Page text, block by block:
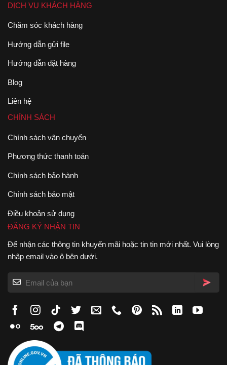
DỊCH VỤ KHÁCH HÀNG
Chăm sóc khách hàng
Hướng dẫn gửi file
Hướng dẫn đặt hàng
Blog
Liên hệ
CHÍNH SÁCH
Chính sách vận chuyển
Phương thức thanh toán
Chính sách bảo hành
Chính sách bảo mật
Điều khoản sử dụng
ĐĂNG KÝ NHẬN TIN
Để nhận các thông tin khuyến mãi hoặc tin tin mới nhất. Vui lòng
nhập email vào ô bên dưới.